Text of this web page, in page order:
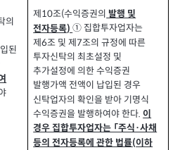
의
된
제 10조(수익증권의 발행 및
전자등록)① 집합투자업자는
제6조 및 제 7조의 규정에 따른
투자신탁의 최초설정 및
추가설정에 의한 수익증권
발행가액 전액이 납입된 경우
신탁업자의 확인을 받아 기명식
수익증권을 발행하여야 한다. 이
경우 집합투자업자는 「주식·사채
등의 전자등록에 관한 법률(이하